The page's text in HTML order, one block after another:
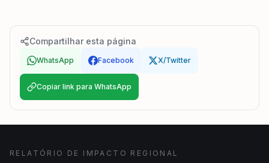
Compartilhar esta página
WhatsApp Facebook X/Twitter
Copiar link para WhatsApp
RELATÓRIO DE IMPACTO REGIONAL